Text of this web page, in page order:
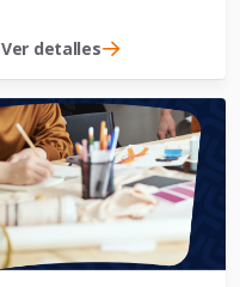
Ver detalles